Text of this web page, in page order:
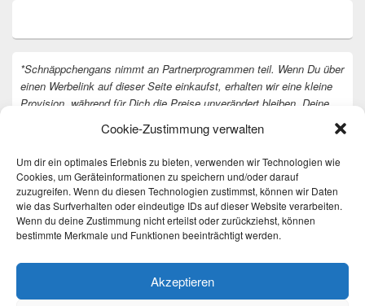
Cookie-Zustimmung verwalten
Um dir ein optimales Erlebnis zu bieten, verwenden wir Technologien wie
Cookies, um Geräteinformationen zu speichern und/oder darauf
zuzugreifen. Wenn du diesen Technologien zustimmst, können wir Daten
wie das Surfverhalten oder eindeutige IDs auf dieser Website verarbeiten.
Wenn du deine Zustimmung nicht erteilst oder zurückziehst, können
bestimmte Merkmale und Funktionen beeinträchtigt werden.
Akzeptieren
*Schnäppchengans nimmt an Partnerprogrammen teil. Wenn Du über
einen Werbelink auf dieser Seite einkaufst, erhalten wir eine kleine
Provision, während für Dich die Preise unverändert bleiben. Deine
Vielen Dank dafür!